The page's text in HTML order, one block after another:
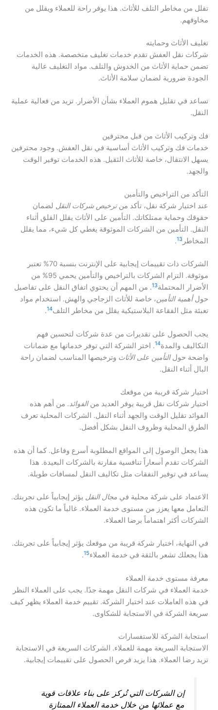
تقلل من مخاطر التلف للأثاث. هذا يوفر راحة للعملاء ويقلل من
مخاوفهم.
تغليف الأثاث وحمايته
شركات نقل العفش تقدم خدمات تغليف متخصصة. هذه الخدمات
تضمن حماية الأثاث من الخدوش والتلف. مواد التغليف عالية
الجودة ضرورية لضمان سلامة الأثاث.
تساعد في تقليل هموم العملاء بشأن الأضرار. تزيد من فعالية عملية
النقل.
فك وتركيب الأثاث من قبل محترفين
خدمات فك وتركيب الأثاث أساسية في نقل العفش. وجود محترفين
يسهل الانتقال، خاصة للأثاث الثقيل. هذه الخدمات توفير الوقت
والجهد.
التأكد من التراخيص والتأمين
عند اختيار شركة نقل، تأكد منترخيص شركات النقل لضمان
حقوقك وحماية ممتلكاتك. التأمين على الأثاث يقلل القلق أثناء
النقل. التأمين من الشركات الموثوقة يغطي كل شيء، مما يقلل
المخاطر 13
.
الشركات ذات تقييمات إيجابية على الإنترنت بنسبة 70% تعتبر
موثوقة. التزام الشركات بالتراخيص والتأمين يحمي 95% من
الأضرار المحتملة13. من المهم أن يحتوي اتفاق النقل على تفاصيل
حولأهمية التأمين، خاصة للأثاث الزجاجي والهش. استخدام مواد
تعبئة مثل الفقاعة البلاستيكية يقلل من مخاطر التلف14
.
يجب الحصول على تقديرات من عدة شركات لتحسين فهم
التكاليف والمدة14. اختر الشركة التي توفر خدماتها مع ضمانات
واضحة حولالتأمين على الأثاث وترخيصها المناسب لضمان راحة
البال أثناء النقل.
اختيار شركة قريبة من موقعك
اختيار شركات نقل قريبة يوفر العديد منالفوائد. من أهم هذه
الفوائد تقليل الوقت والجهد أثناء النقل. الشركات المحلية تعرف
الطرق المحلية وظروف النقل بشكل أفضل.
هذا يجعل الوصول إلى المواقع المطلوبة أسرع وفاعل. كما أن هذه
الشركات تقدم أسعاراً تنافسية مقارنة بالشركات البعيدة. هذا
يساعد في توفير النفقات مثل تكاليف النقل لمسافات طويلة.
الاعتماد على شركة محلية في مجال النقل يؤثر إيجابياً على تجربتك.
التعامل معها يعزز من مستوى خدمة العملاء. غالباً ما تكون هذه
الشركات أكثر اهتماماً برضا العملاء.
في النهاية، اختيار شركة قريبة من موقعك يؤثر إيجابياً على تجربتك.
هذا يجعلك تشعر بالثقة في خدمة العملاء15
.
معرفة مستوى خدمة العملاء
خدمة العملاء في شركات النقل مهمة جدًا. يجب على العملاء النظر
في هذه العاملات عند اختيار الشركة. تقييم خدمة العملاء يظهر كيف
سريعة الشركة في الاستجابة للشكاوى.
استجابة الشركة للاستفسارات
الاستجابة السريعة مهمة للعملاء. الشركات السريعة في الاستجابة
تزيد رضا العملاء. هذا يزيد فرص الحصول على تقييمات إيجابية.
إن الشركات التي تُركز على بناء علاقات قوية
مع عملائها من خلال خدمة العملاء الممتازة